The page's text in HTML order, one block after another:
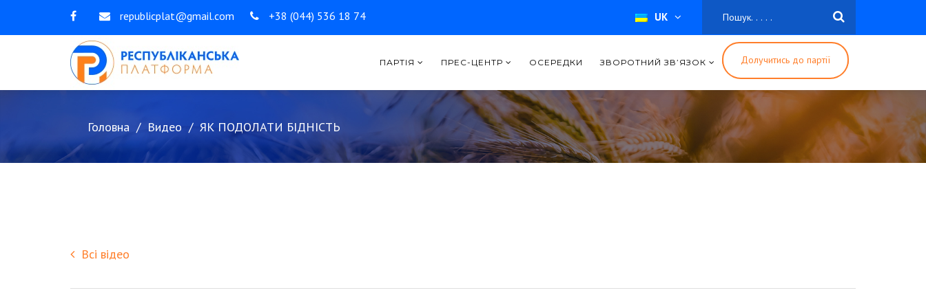
republicplat@gmail.com +38 (044) 536 18 74 UK
Долучитись до партії
Зробити внесок
ПАРТІЯ ПРЕС-ЦЕНТР ОСЕРЕДКИ ЗВОРОТНИЙ ЗВ’ЯЗОК
Головна Видео ЯК ПОДОЛАТИ БІДНІСТЬ
Всі відео